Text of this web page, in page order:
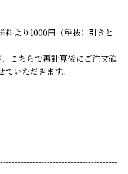
より1000円（税抜）引きと
こちらで再計算後にご注文確
いただきます。